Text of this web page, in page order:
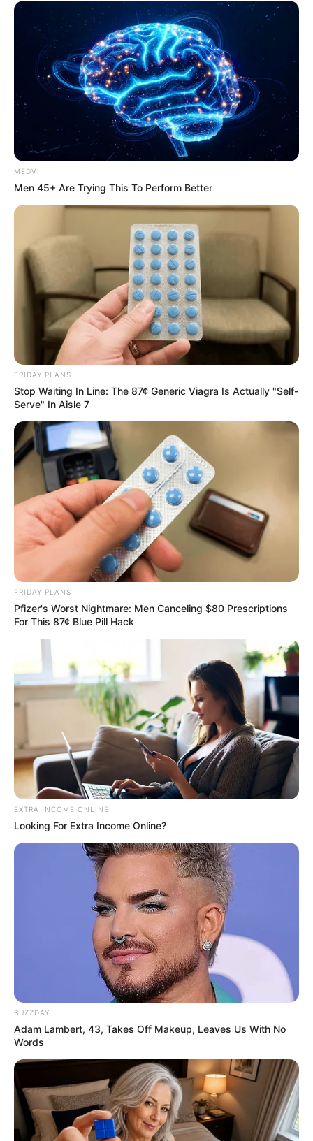
MEDVI
Men 45+ Are Trying This To Perform Better
FRIDAY PLANS
Stop Waiting In Line: The 87¢ Generic Viagra Is Actually "Self-
Serve" In Aisle 7
FRIDAY PLANS
Pfizer's Worst Nightmare: Men Canceling $80 Prescriptions
For This 87¢ Blue Pill Hack
EXTRA INCOME ONLINE
Looking For Extra Income Online?
BUZZDAY
Adam Lambert, 43, Takes Off Makeup, Leaves Us With No
Words